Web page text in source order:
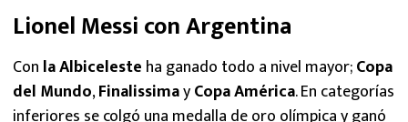
Lionel Messi con Argentina
Con la Albiceleste ha ganado todo a nivel mayor;Copa
del Mundo,FinalissimayCopa América. En categorías
inferiores se colgó una medalla de oro olímpica y ganó